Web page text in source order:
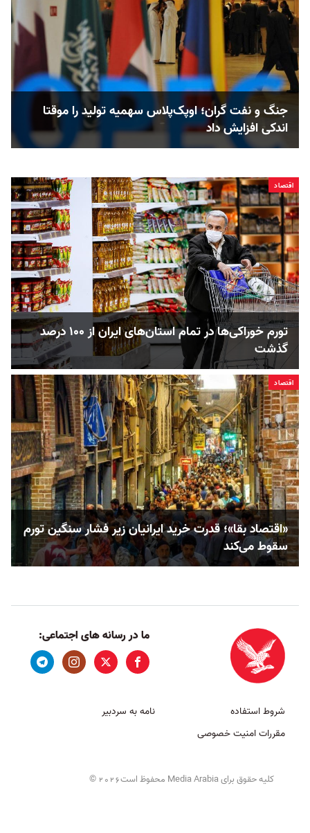
جنگ و نفت گران؛ اوپک‌پلاس سهمیه تولید را موقتا
اندکی افزایش داد
اقتصاد
تورم خوراکی‌ها در تمام استان‌های ایران از ۱۰۰ درصد
گذشت
اقتصاد
«اقتصاد بقا»؛ قدرت خرید ایرانیان زیر فشار سنگین تورم
سقوط می‌کند
ما در رسانه های اجتماعی:
شروط استفاده
مقررات امنیت خصوصی
نامه به سردبیر
کلیه حقوق برای Media Arabia محفوظ است 2026
©